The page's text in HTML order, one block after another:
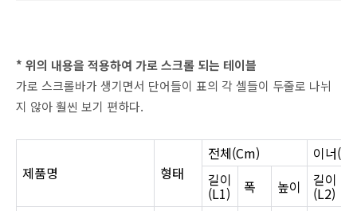
* 위의 내용을 적용하여 가로 스크롤 되는 테이블
가로 스크롤바가 생기면서 단어들이 표의 각 셀들이 두줄로 나뉘
지 않아 훨씬 보기 편하다.
제품명 형태
전체(Cm)
이너
길이
(L1) 폭 높이 길이
(L2)